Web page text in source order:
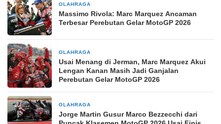
OLAHRAGA
Massimo Rivola: Marc Marquez Ancaman
Terbesar Perebutan Gelar MotoGP 2026
OLAHRAGA
Usai Menang di Jerman, Marc Marquez Akui
Lengan Kanan Masih Jadi Ganjalan
Perebutan Gelar MotoGP 2026
OLAHRAGA
Jorge Martin Gusur Marco Bezzecchi dari